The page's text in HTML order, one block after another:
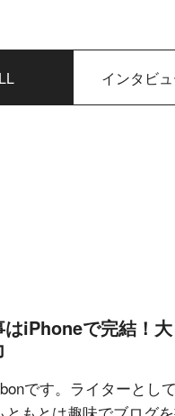
インタビ
iPhoneで完結！
です。ライターとし